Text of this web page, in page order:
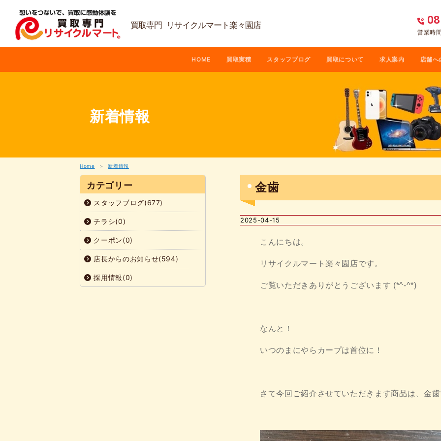
買取専門 リサイクルマート楽々園店
営業時
HOME 買取実積 スタッフブログ 買取について 求人案内 店舗へ
新着情報
Home 新着情報
金歯
2025-04-15
こんにちは。
リサイクルマート楽々園店です。
ご覧いただきありがとうございます (*^-^*)
なんと！
いつのまにやらカープは首位に！
さて今回ご紹介させていただきます商品は、金
カテゴリー
スタッフブログ(677)
チラシ(0)
クーポン(0)
店長からのお知らせ(594)
採用情報(0)